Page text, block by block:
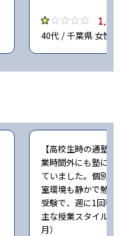
1.0
40代 / 千葉県 女性
【高校生時の通塾
業時間外にも塾に
ていました。個別
室環境も静かで勉
受験で、週に1回程
主な授業スタイル
月）